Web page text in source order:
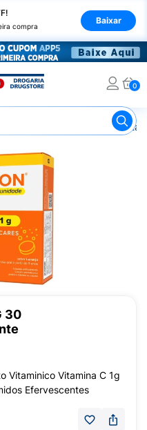
compra
Baixar
0
30
Vitaminico Vitamina C 1g
Efervescentes